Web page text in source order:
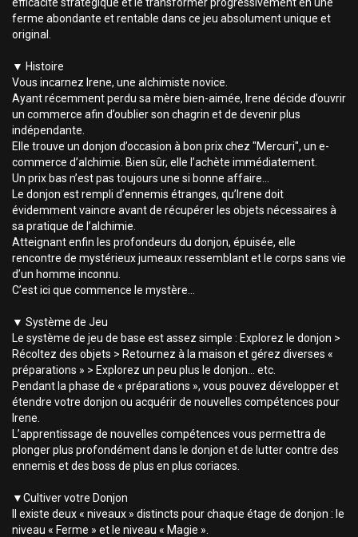
ferme abondante et rentable dans ce jeu absolument unique et
original.
▼ Histoire
Vous incarnez Irene, une alchimiste novice.
Ayant récemment perdu sa mère bien-aimée, Irene décide d’ouvrir
un commerce afin d’oublier son chagrin et de devenir plus
indépendante.
Elle trouve un donjon d’occasion à bon prix chez "Mercuri", un e-
commerce d’alchimie. Bien sûr, elle l’achète immédiatement.
Un prix bas n’est pas toujours une si bonne affaire...
Le donjon est rempli d’ennemis étranges, qu’Irene doit
évidemment vaincre avant de récupérer les objets nécessaires à
sa pratique de l’alchimie.
Atteignant enfin les profondeurs du donjon, épuisée, elle
rencontre de mystérieux jumeaux ressemblant et le corps sans vie
d’un homme inconnu.
C’est ici que commence le mystère...
▼ Système de Jeu
Le système de jeu de base est assez simple : Explorez le donjon >
Récoltez des objets > Retournez à la maison et gérez diverses «
préparations » > Explorez un peu plus le donjon... etc.
Pendant la phase de « préparations », vous pouvez développer et
étendre votre donjon ou acquérir de nouvelles compétences pour
Irene.
L’apprentissage de nouvelles compétences vous permettra de
plonger plus profondément dans le donjon et de lutter contre des
ennemis et des boss de plus en plus coriaces.
▼Cultiver votre Donjon
Il existe deux « niveaux » distincts pour chaque étage de donjon : le
niveau « Ferme » et le niveau « Magie ».